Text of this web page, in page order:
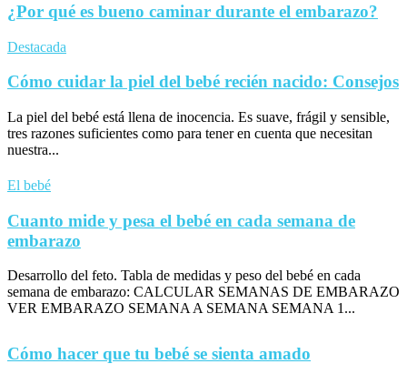
¿Por qué es bueno caminar durante el embarazo?
Destacada
Cómo cuidar la piel del bebé recién nacido: Consejos
La piel del bebé está llena de inocencia. Es suave, frágil y sensible,
tres razones suficientes como para tener en cuenta que necesitan
nuestra...
El bebé
Cuanto mide y pesa el bebé en cada semana de
embarazo
Desarrollo del feto. Tabla de medidas y peso del bebé en cada
semana de embarazo: CALCULAR SEMANAS DE EMBARAZO
VER EMBARAZO SEMANA A SEMANA SEMANA 1...
Cómo hacer que tu bebé se sienta amado